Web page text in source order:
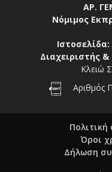
ΑΡ.
Νόμιμος
Ιστοσελίδα:
Διαχειριστής
Κλειώ
Αριθμός
Όροι
Δήλωση